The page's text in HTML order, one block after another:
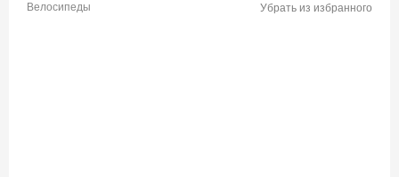
Велосипеды Убрать из избранного